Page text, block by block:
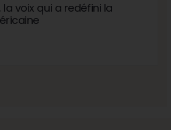
la voix qui a redéfini la